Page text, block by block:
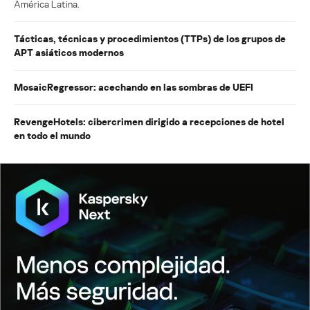
América Latina.
Tácticas, técnicas y procedimientos (TTPs) de los grupos de
APT asiáticos modernos
MosaicRegressor: acechando en las sombras de UEFI
RevengeHotels: cibercrimen dirigido a recepciones de hotel
en todo el mundo